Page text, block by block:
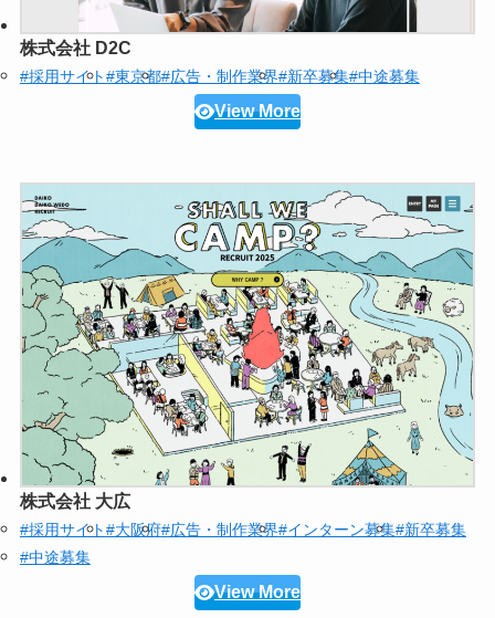
株式会社 D2C
#採用サイト#東京都#広告・制作業界#新卒募集#中途募集
View More
株式会社 大広
#採用サイト#大阪府#広告・制作業界#インターン募集#新卒募集
#中途募集
View More